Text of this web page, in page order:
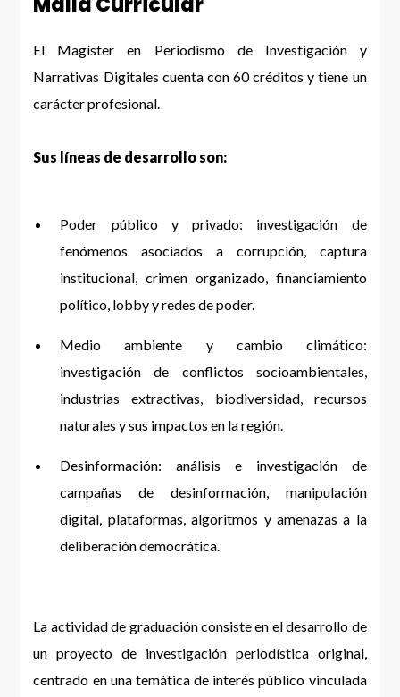
El Magíster en Periodismo de Investigación y
Narrativas Digitales cuenta con 60 créditos y tiene un
carácter profesional.
Sus líneas de desarrollo son:
Poder público y privado: investigación de
fenómenos asociados a corrupción, captura
institucional, crimen organizado, financiamiento
político, lobby y redes de poder.
Medio ambiente y cambio climático:
investigación de conflictos socioambientales,
industrias extractivas, biodiversidad, recursos
naturales y sus impactos en la región.
Desinformación: análisis e investigación de
campañas de desinformación, manipulación
digital, plataformas, algoritmos y amenazas a la
deliberación democrática.
La actividad de graduación consiste en el desarrollo de
un proyecto de investigación periodística original,
centrado en una temática de interés público vinculada